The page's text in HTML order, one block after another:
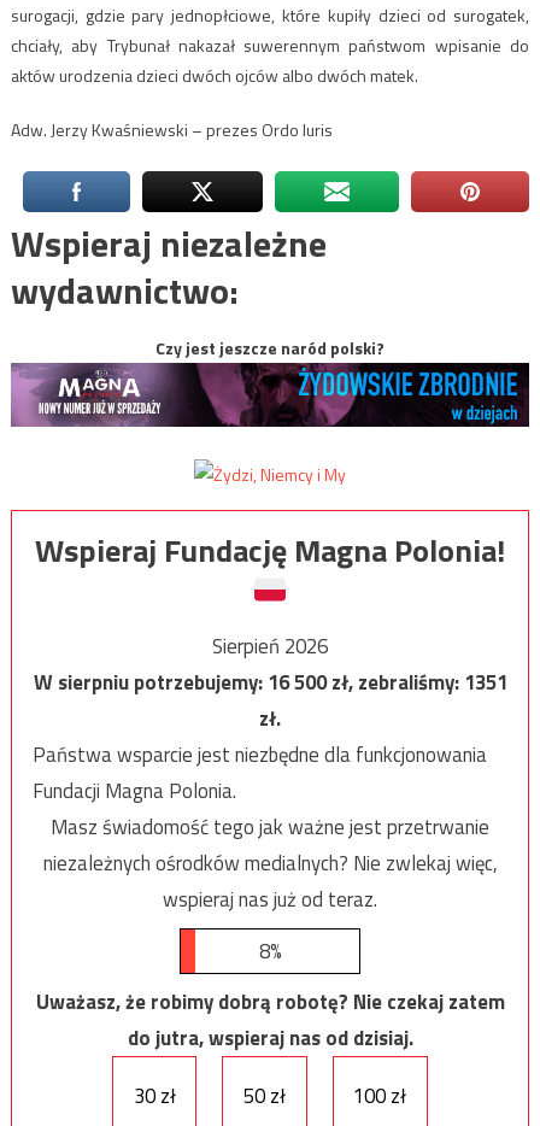
surogacji, gdzie pary jednopłciowe, które kupiły dzieci od surogatek,
chciały, aby Trybunał nakazał suwerennym państwom wpisanie do
aktów urodzenia dzieci dwóch ojców albo dwóch matek.
Adw. Jerzy Kwaśniewski – prezes Ordo Iuris
Wspieraj niezależne
wydawnictwo:
Czy jest jeszcze naród polski?
Wspieraj Fundację Magna Polonia!
Sierpień 2026
W sierpniu potrzebujemy:16 500zł, zebraliśmy:1351
zł.
Państwa wsparcie jest niezbędne dla funkcjonowania
Fundacji Magna Polonia.
Masz świadomość tego jak ważne jest przetrwanie
niezależnych ośrodków medialnych? Nie zwlekaj więc,
wspieraj nas już od teraz.
8%
Uważasz, że robimy dobrą robotę? Nie czekaj zatem
do jutra, wspieraj nas od dzisiaj.
30 zł
50 zł 100 zł